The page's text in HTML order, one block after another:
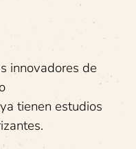
innovadores de
tienen estudios